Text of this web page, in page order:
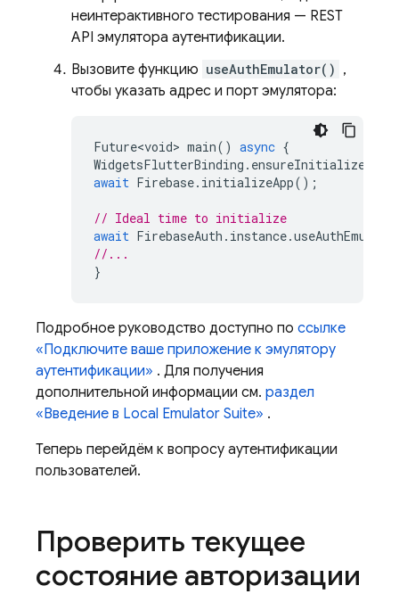
неинтерактивного тестирования — REST
API эмулятора аутентификации.
Вызовите функцию useAuthEmulator() ,
чтобы указать адрес и порт эмулятора:
Future<void> main() async {
WidgetsFlutterBinding . ensureInitialized
await Firebase. initializeApp();
// Ideal time to initialize
await FirebaseAuth . instance.
//...
}
Подробное руководство доступно по ссылке
«Подключите ваше приложение к эмулятору
аутентификации» . Для получения
дополнительной информации см. раздел
«Введение в Local Emulator Suite» .
Теперь перейдём к вопросу аутентификации
пользователей.
Проверить текущее
состояние авторизации